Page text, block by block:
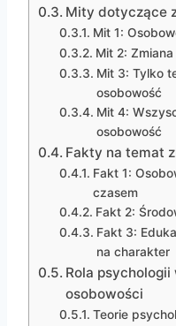
Mity dotyczące
Mit 1:
Mit 2:
Mit 3: Tylko
osobowość
Mit 4:
osobowość
Fakty na temat
Fakt 1:
czasem
Fakt 2:
Fakt 3:
na charakter
Rola psychologii
osobowości
Teorie